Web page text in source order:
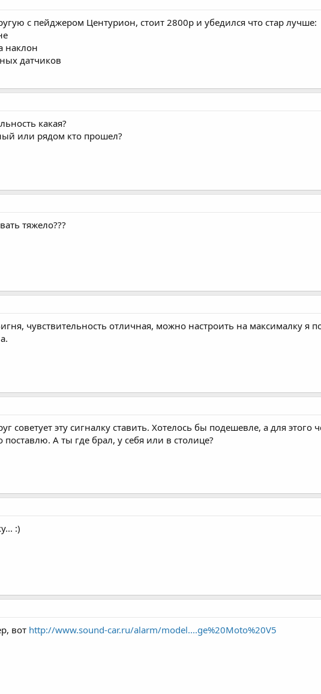
с пейджером Центурион, стоит 2800р и убедился что стар лучше:
наклон
датчиков
какая?
или рядом кто прошел?
тяжело???
чувствительность отличная, можно настроить на максималку я
советует эту сигналку ставить. Хотелось бы подешевле, а для
поставлю. А ты где брал, у себя или в столице?
:)
вот http://www.sound-car.ru/alarm/model....ge%20Moto%20V5